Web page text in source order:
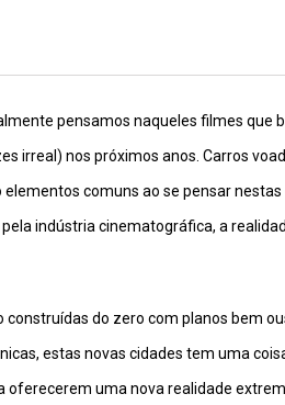
pensamos naqueles filmes que
irreal) nos próximos anos. Carros
comuns ao se pensar
indústria cinematográfica, a
construídas do zero com planos bem
estas novas cidades tem uma
oferecerem uma nova realidade